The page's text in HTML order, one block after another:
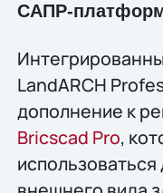
САПР-
LandARCH
дополнение к
Bricscad Pro,